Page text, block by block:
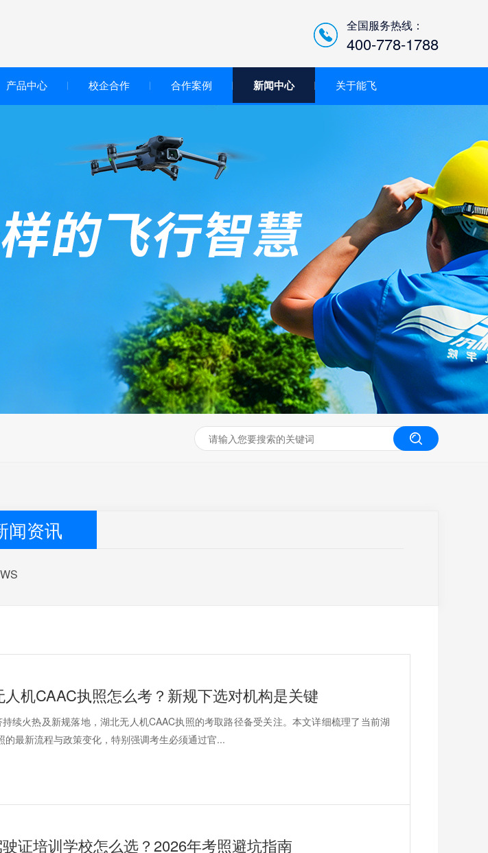
全国服务热线：
400-778-1788
产品中心
智慧交互显示大屏
无人机基础飞行模拟仿真教学
多旋翼无人机组装专用配件套
垂直起降固定翼装调实训教学
无人机套装
无人机工程创新实训
校企合作 合作案例 新闻中心 关于能飞
闻资讯
人机CAAC执照怎么考？新规下选对机构是关键
续火热及新规落地，湖北无人机CAAC执照的考取路径备受关注。本文详细梳理了当前湖
的最新流程与政策变化，特别强调考生必须通过官...
证培训学校怎么选？2026年考照避坑指南